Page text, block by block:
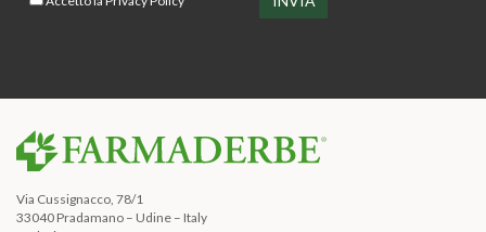
Via Cussignacco, 78/1
33040 Pradamano – Udine – Italy